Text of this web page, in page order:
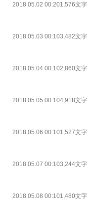
2018.05.02 00:201,576文字
2018.05.03 00:103,482文字
2018.05.04 00:102,860文字
2018.05.05 00:104,918文字
2018.05.06 00:101,527文字
2018.05.07 00:103,244文字
2018.05.08 00:101,480文字